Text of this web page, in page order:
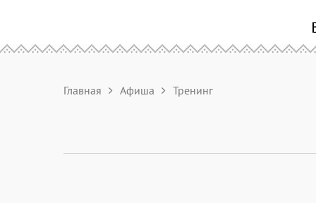
Главная Афиша Тренинг